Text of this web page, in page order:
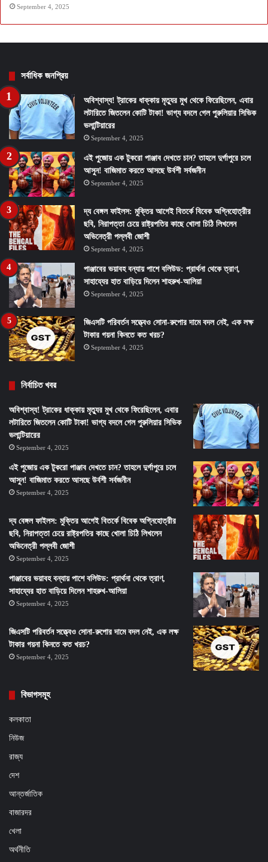
September 4, 2025
সর্বাধিক জনপ্রিয়
অবিশ্বাস্য! ট্রাকের ধাক্কায় মৃত্যুর মুখ থেকে ফিরেছিলেন, এবার
লটারিতে জিতলেন কোটি টাকা! ভাগ্য বদলে গেল পুরুলিয়ার সিভিক
ভলান্টিয়ারের
September 4, 2025
এই পুজোয় এক টুকরো পাঞ্জাব দেখতে চান? তাহলে দুর্গাপুরে চলে
আসুন! বাজিমাত করতে আসছে উর্বশী সর্বজনীন
September 4, 2025
দ্য বেঙ্গল ফাইলস: মুক্তির আগেই বিতর্কে বিবেক অগ্নিহোত্রীর
ছবি, নিরাপত্তা চেয়ে রাষ্ট্রপতির কাছে খোলা চিঠি লিখলেন
অভিনেত্রী পল্লবী জোশী
September 4, 2025
পাঞ্জাবের ভয়াবহ বন্যায় পাশে বলিউড: প্রার্থনা থেকে ত্রাণ,
সাহায্যের হাত বাড়িয়ে দিলেন শাহরুখ-আলিয়া
September 4, 2025
জিএসটি পরিবর্তন সত্ত্বেও সোনা-রুপোর দামে বদল নেই, এক লক্ষ
টাকার গয়না কিনতে কত খরচ?
September 4, 2025
নির্বাচিত খবর
অবিশ্বাস্য! ট্রাকের ধাক্কায় মৃত্যুর মুখ থেকে ফিরেছিলেন, এবার
লটারিতে জিতলেন কোটি টাকা! ভাগ্য বদলে গেল পুরুলিয়ার সিভিক
ভলান্টিয়ারের
September 4, 2025
এই পুজোয় এক টুকরো পাঞ্জাব দেখতে চান? তাহলে দুর্গাপুরে চলে
আসুন! বাজিমাত করতে আসছে উর্বশী সর্বজনীন
September 4, 2025
দ্য বেঙ্গল ফাইলস: মুক্তির আগেই বিতর্কে বিবেক অগ্নিহোত্রীর
ছবি, নিরাপত্তা চেয়ে রাষ্ট্রপতির কাছে খোলা চিঠি লিখলেন
অভিনেত্রী পল্লবী জোশী
September 4, 2025
পাঞ্জাবের ভয়াবহ বন্যায় পাশে বলিউড: প্রার্থনা থেকে ত্রাণ,
সাহায্যের হাত বাড়িয়ে দিলেন শাহরুখ-আলিয়া
September 4, 2025
জিএসটি পরিবর্তন সত্ত্বেও সোনা-রুপোর দামে বদল নেই, এক লক্ষ
টাকার গয়না কিনতে কত খরচ?
September 4, 2025
বিভাগসমূহ
কলকাতা
নিউজ
রাজ্য
দেশ
আন্তর্জাতিক
বাজারদর
খেলা
অর্থনীতি